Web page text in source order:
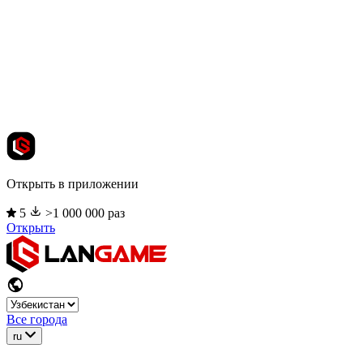
Открыть в приложении
5
>1 000 000 раз
Открыть
Все города
ru